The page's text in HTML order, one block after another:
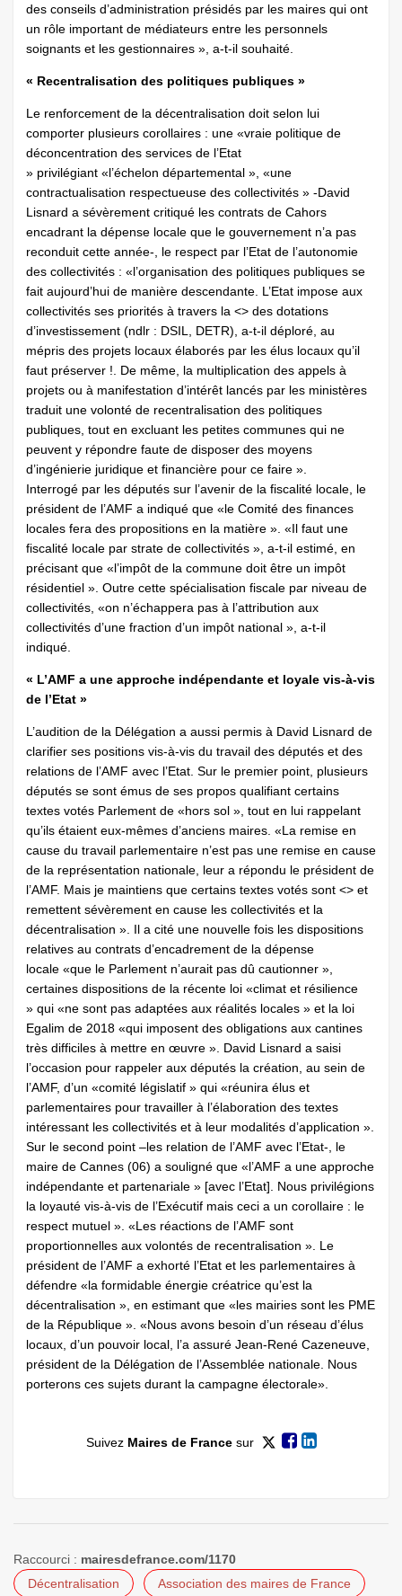
des conseils d’administration présidés par les maires qui ont
un rôle important de médiateurs entre les personnels
soignants et les gestionnaires », a-t-il souhaité.
« Recentralisation des politiques publiques »
Le renforcement de la décentralisation doit selon lui
comporter plusieurs corollaires : une «vraie politique de
déconcentration des services de l’Etat
» privilégiant «l’échelon départemental », «une
contractualisation respectueuse des collectivités » -David
Lisnard a sévèrement critiqué les contrats de Cahors
encadrant la dépense locale que le gouvernement n’a pas
reconduit cette année-, le respect par l’Etat de l’autonomie
des collectivités : «l’organisation des politiques publiques se
fait aujourd’hui de manière descendante. L’Etat impose aux
collectivités ses priorités à travers la <> des dotations
d’investissement (ndlr : DSIL, DETR), a-t-il déploré, au
mépris des projets locaux élaborés par les élus locaux qu’il
faut préserver !. De même, la multiplication des appels à
projets ou à manifestation d’intérêt lancés par les ministères
traduit une volonté de recentralisation des politiques
publiques, tout en excluant les petites communes qui ne
peuvent y répondre faute de disposer des moyens
d’ingénierie juridique et financière pour ce faire ».
Interrogé par les députés sur l’avenir de la fiscalité locale, le
président de l’AMF a indiqué que «le Comité des finances
locales fera des propositions en la matière ». «Il faut une
fiscalité locale par strate de collectivités », a-t-il estimé, en
précisant que «l’impôt de la commune doit être un impôt
résidentiel ». Outre cette spécialisation fiscale par niveau de
collectivités, «on n’échappera pas à l’attribution aux
collectivités d’une fraction d’un impôt national », a-t-il
indiqué.
« L’AMF a une approche indépendante et loyale vis-à-vis
de l’Etat »
L’audition de la Délégation a aussi permis à David Lisnard de
clarifier ses positions vis-à-vis du travail des députés et des
relations de l’AMF avec l’Etat. Sur le premier point, plusieurs
députés se sont émus de ses propos qualifiant certains
textes votés Parlement de «hors sol », tout en lui rappelant
qu’ils étaient eux-mêmes d’anciens maires. «La remise en
cause du travail parlementaire n’est pas une remise en cause
de la représentation nationale, leur a répondu le président de
l’AMF. Mais je maintiens que certains textes votés sont <> et
remettent sévèrement en cause les collectivités et la
décentralisation ». Il a cité une nouvelle fois les dispositions
relatives au contrats d’encadrement de la dépense
locale «que le Parlement n’aurait pas dû cautionner »,
certaines dispositions de la récente loi «climat et résilience
» qui «ne sont pas adaptées aux réalités locales » et la loi
Egalim de 2018 «qui imposent des obligations aux cantines
très difficiles à mettre en œuvre ». David Lisnard a saisi
l’occasion pour rappeler aux députés la création, au sein de
l’AMF, d’un «comité législatif » qui «réunira élus et
parlementaires pour travailler à l’élaboration des textes
intéressant les collectivités et à leur modalités d’application ».
Sur le second point –les relation de l’AMF avec l’Etat-, le
maire de Cannes (06) a souligné que «l’AMF a une approche
indépendante et partenariale » [avec l’Etat]. Nous privilégions
la loyauté vis-à-vis de l’Exécutif mais ceci a un corollaire : le
respect mutuel ». «Les réactions de l’AMF sont
proportionnelles aux volontés de recentralisation ». Le
président de l’AMF a exhorté l’Etat et les parlementaires à
défendre «la formidable énergie créatrice qu’est la
décentralisation », en estimant que «les mairies sont les PME
de la République ». «Nous avons besoin d’un réseau d’élus
locaux, d’un pouvoir local, l’a assuré Jean-René Cazeneuve,
président de la Délégation de l’Assemblée nationale. Nous
porterons ces sujets durant la campagne électorale».
Suivez Maires de Francesur
Raccourci : mairesdefrance.com/1170
Décentralisation
Association des maires de France